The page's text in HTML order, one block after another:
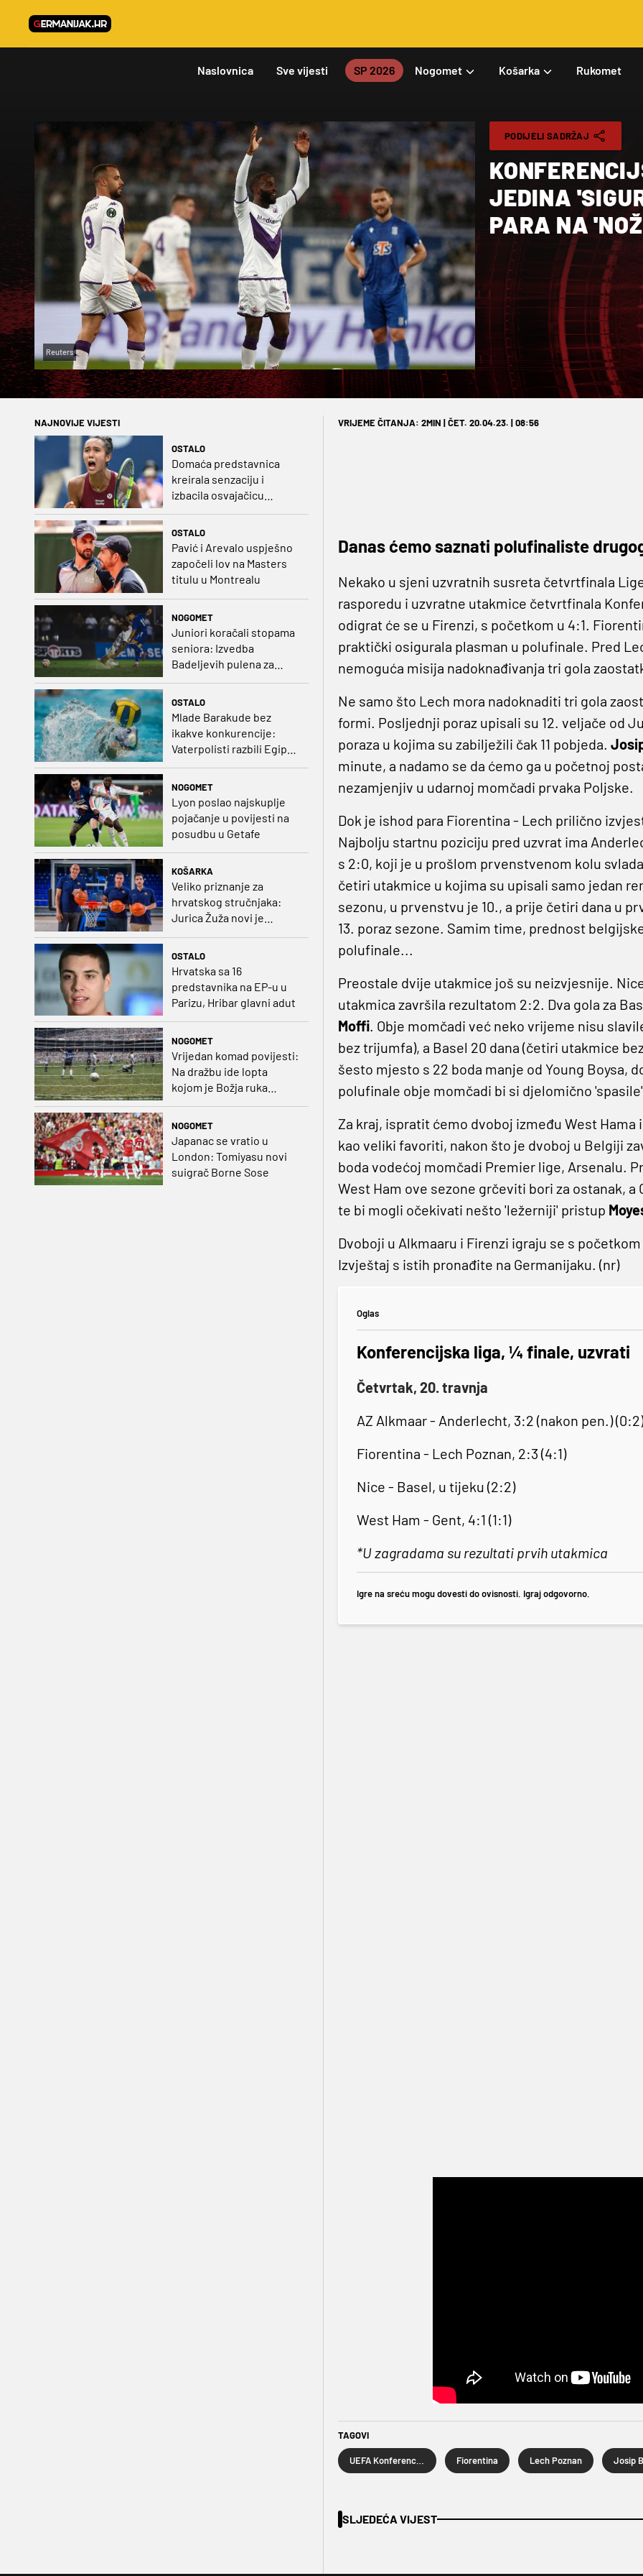
Naslovnica Sve vijesti SP 2026 Nogomet Košarka Rukomet
Reuters
PODIJELI SADRŽAJ
JEDINA
PARA NA
NAJNOVIJE VIJESTI
OSTALO
Domaća predstavnica
kreirala senzaciju i
izbacila osvajačicu
OSTALO
Pavić i Arevalo uspješno
započeli lov na Masters
titulu u Montrealu
NOGOMET
Juniori koračali stopama
seniora: Izvedba
Badeljevih pulena za
čistu peticu protiv
OSTALO
Mlade Barakude bez
ikakve konkurencije:
Vaterpolisti razbili Egipat
za polufinale SP-a!
NOGOMET
Lyon poslao najskuplje
pojačanje u povijesti na
posudbu u Getafe
KOŠARKA
Veliko priznanje za
hrvatskog stručnjaka:
Jurica Žuža novi je
OSTALO
Hrvatska sa 16
predstavnika na EP-u u
Parizu, Hribar glavni adut
NOGOMET
Vrijedan komad povijesti:
Na dražbu ide lopta
kojom je Božja ruka
NOGOMET
Japanac se vratio u
London: Tomiyasu novi
suigrač Borne Sose
VRIJEME ČITANJA: 2MIN | ČET. 20.04.23. | 08:56
Danas ćemo saznati polufinaliste
Nekako u sjeni uzvratnih susreta četvrtfinala
rasporedu i uzvratne utakmice četvrtfinala
odigrat će se u Firenzi, s početkom u 4:1.
praktički osigurala plasman u polufinale. Pred
nemoguća misija nadoknađivanja tri gola
Ne samo što Lech mora nadoknaditi tri gola
formi. Posljednji poraz upisali su 12. veljače od
poraza u kojima su zabilježili čak 11 pobjeda.
minute, a nadamo se da ćemo ga u početnoj
nezamjenjiv u udarnoj momčadi prvaka Poljske.
Dok je ishod para Fiorentina - Lech prilično
Najbolju startnu poziciju pred uzvrat ima
s 2:0, koji je u prošlom prvenstvenom kolu
četiri utakmice u kojima su upisali samo jedan
sezonu, u prvenstvu je 10., a prije četiri dana u
13. poraz sezone. Samim time, prednost
polufinale...
Preostale dvije utakmice još su neizvjesnije.
utakmica završila rezultatom 2:2. Dva gola za
Moffi. Obje momčadi već neko vrijeme nisu
bez trijumfa), a Basel 20 dana (četiri utakmice
šesto mjesto s 22 boda manje od Young Boysa,
polufinale obje momčadi bi si djelomično
Za kraj, ispratit ćemo dvoboj između West
kao veliki favoriti, nakon što je dvoboj u Belgiji
boda vodećoj momčadi Premier lige, Arsenalu.
West Ham ove sezone grčeviti bori za ostanak,
te bi mogli očekivati nešto 'ležerniji' pristup
Dvoboji u Alkmaaru i Firenzi igraju se s
Izvještaj s istih pronađite na Germanijaku. (nr)
Oglas
Konferencijska liga, ¼ finale, uzvrati
Četvrtak, 20. travnja
AZ Alkmaar - Anderlecht, 3:2 (nakon pen.) (0:2)
Fiorentina - Lech Poznan, 2:3 (4:1)
Nice - Basel, u tijeku (2:2)
West Ham - Gent, 4:1 (1:1)
*U zagradama su rezultati prvih utakmica
Igre na sreću mogu dovesti do ovisnosti. Igraj odgovorno.
TAGOVI
UEFA Konferencijska liga Fiorentina Lech Poznan Josip
SLJEDEĆA VIJEST